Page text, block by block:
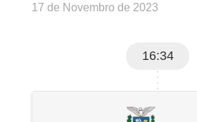
17 de Novembro de 2023
16:34